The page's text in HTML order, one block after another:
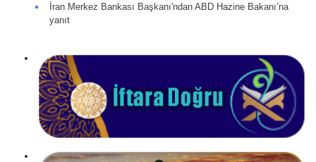
İran Merkez Bankası Başkanı'ndan ABD Hazine Bakanı’na
yanıt